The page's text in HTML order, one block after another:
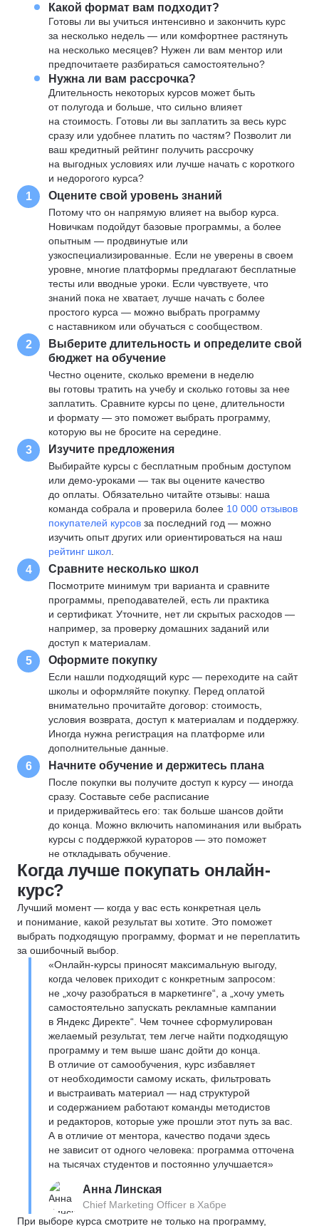
Какой формат вам подходит?
Готовы ли вы учиться интенсивно и закончить курс
за несколько недель — или комфортнее растянуть
на несколько месяцев? Нужен ли вам ментор или
предпочитаете разбираться самостоятельно?
Нужна ли вам рассрочка?
Длительность некоторых курсов может быть
от полугода и больше, что сильно влияет
на стоимость. Готовы ли вы заплатить за весь курс
сразу или удобнее платить по частям? Позволит ли
ваш кредитный рейтинг получить рассрочку
на выгодных условиях или лучше начать с короткого
и недорогого курса?
1 Оцените свой уровень знаний
Потому что он напрямую влияет на выбор курса.
Новичкам подойдут базовые программы, а более
опытным — продвинутые или
узкоспециализированные. Если не уверены в своем
уровне, многие платформы предлагают бесплатные
тесты или вводные уроки. Если чувствуете, что
знаний пока не хватает, лучше начать с более
простого курса — можно выбрать программу
с наставником или обучаться с сообществом.
2
Выберите длительность и определите свой
бюджет на обучение
Честно оцените, сколько времени в неделю
вы готовы тратить на учебу и сколько готовы за нее
заплатить. Сравните курсы по цене, длительности
и формату — это поможет выбрать программу,
которую вы не бросите на середине.
3 Изучите предложения
Выбирайте курсы с бесплатным пробным доступом
или демо-уроками — так вы оцените качество
до оплаты. Обязательно читайте отзывы: наша
команда собрала и проверила более 10 000 отзывов
покупателей курсов за последний год — можно
изучить опыт других или ориентироваться на наш
рейтинг школ
4 Сравните несколько школ
Посмотрите минимум три варианта и сравните
программы, преподавателей, есть ли практика
и сертификат. Уточните, нет ли скрытых расходов —
например, за проверку домашних заданий или
доступ к материалам.
5 Оформите покупку
Если нашли подходящий курс — переходите на сайт
школы и оформляйте покупку. Перед оплатой
внимательно прочитайте договор: стоимость,
условия возврата, доступ к материалам и поддержку.
Иногда нужна регистрация на платформе или
дополнительные данные.
6 Начните обучение и держитесь плана
После покупки вы получите доступ к курсу — иногда
сразу. Составьте себе расписание
и придерживайтесь его: так больше шансов дойти
до конца. Можно включить напоминания или выбрать
курсы с поддержкой кураторов — это поможет
не откладывать обучение.
Когда лучше покупать онлайн-
курс?
Лучший момент — когда у вас есть конкретная цель
и понимание, какой результат вы хотите. Это поможет
выбрать подходящую программу, формат и не переплатить
за ошибочный выбор.
«Онлайн-курсы приносят максимальную выгоду,
когда человек приходит с конкретным запросом:
не „хочу разобраться в маркетинге“, а „хочу уметь
самостоятельно запускать рекламные кампании
в Яндекс Директе“. Чем точнее сформулирован
желаемый результат, тем легче найти подходящую
программу и тем выше шанс дойти до конца.
В отличие от самообучения, курс избавляет
от необходимости самому искать, фильтровать
и выстраивать материал — над структурой
и содержанием работают команды методистов
и редакторов, которые уже прошли этот путь за вас.
А в отличие от ментора, качество подачи здесь
не зависит от одного человека: программа отточена
на тысячах студентов и постоянно улучшается»
Анна Линская
Chief Marketing Officer в Хабре
При выборе курса смотрите не только на программу,